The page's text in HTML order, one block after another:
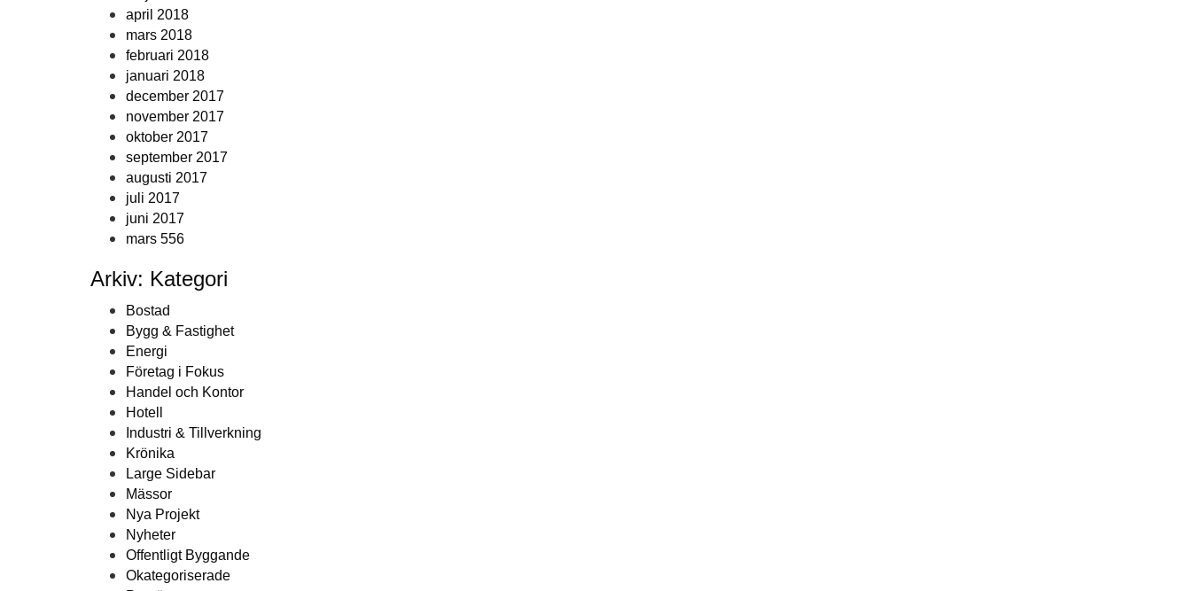
april 2018
mars 2018
februari 2018
januari 2018
december 2017
november 2017
oktober 2017
september 2017
augusti 2017
juli 2017
juni 2017
mars 556
Arkiv: Kategori
Bostad
Bygg & Fastighet
Energi
Företag i Fokus
Handel och Kontor
Hotell
Industri & Tillverkning
Krönika
Large Sidebar
Mässor
Nya Projekt
Nyheter
Offentligt Byggande
Okategoriserade